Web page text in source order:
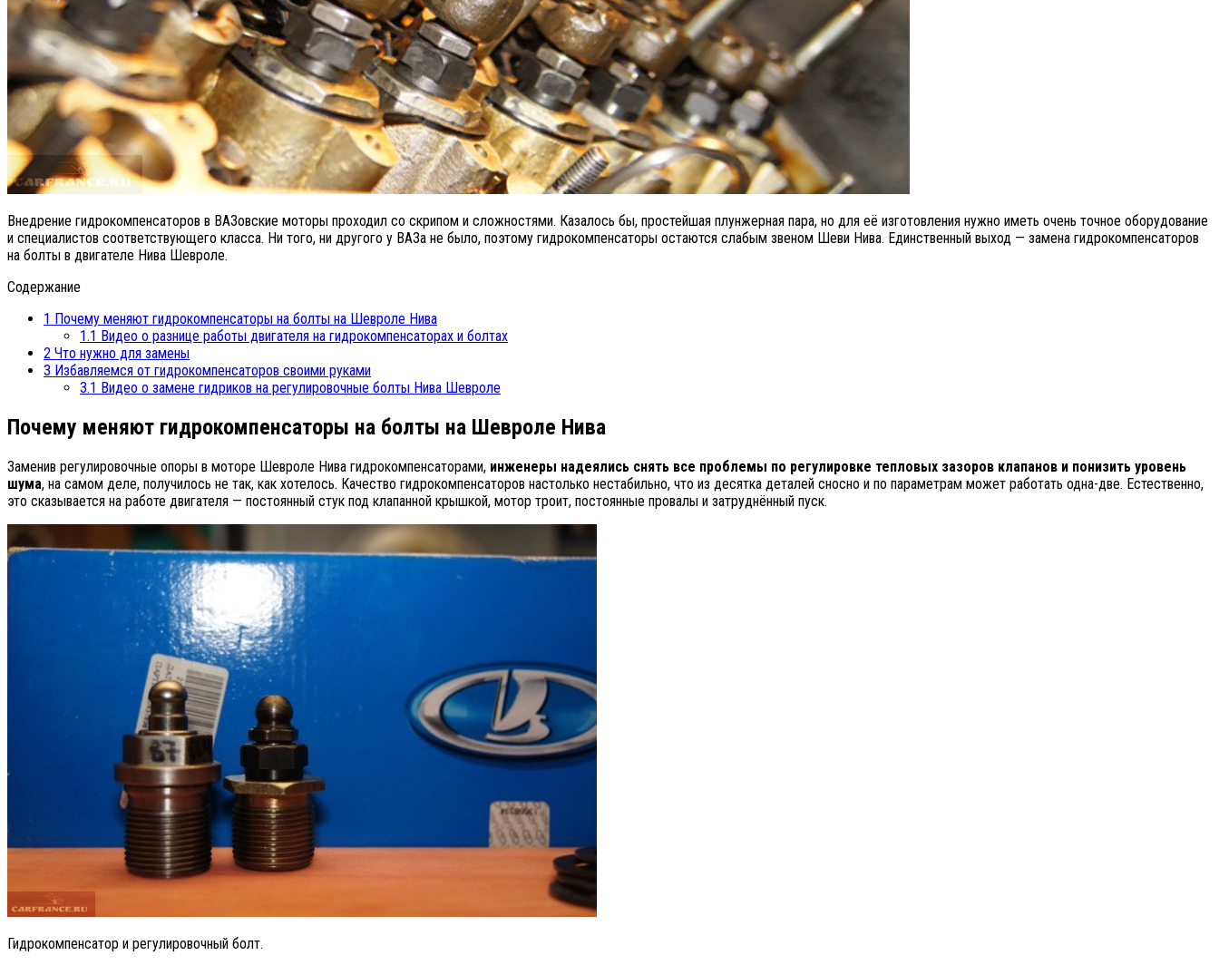
Внедрение гидрокомпенсаторов в ВАЗовские моторы проходил со скрипом и сложностями. Казалось бы, простейшая плунжерная пара, но для её изготовления нужно иметь очень точное оборудование
и специалистов соответствующего класса. Ни того, ни другого у ВАЗа не было, поэтому гидрокомпенсаторы остаются слабым звеном Шеви Нива. Единственный выход — замена гидрокомпенсаторов
на болты в двигателе Нива Шевроле.
Содержание
1 Почему меняют гидрокомпенсаторы на болты на Шевроле Нива
1.1 Видео о разнице работы двигателя на гидрокомпенсаторах и болтах
2 Что нужно для замены
3 Избавляемся от гидрокомпенсаторов своими руками
3.1 Видео о замене гидриков на регулировочные болты Нива Шевроле
Почему меняют гидрокомпенсаторы на болты на Шевроле Нива
Заменив регулировочные опоры в моторе Шевроле Нива гидрокомпенсаторами, инженеры надеялись снять все проблемы по регулировке тепловых зазоров клапанов и понизить уровень
шума, на самом деле, получилось не так, как хотелось. Качество гидрокомпенсаторов настолько нестабильно, что из десятка деталей сносно и по параметрам может работать одна-две. Естественно,
это сказывается на работе двигателя — постоянный стук под клапанной крышкой, мотор троит, постоянные провалы и затруднённый пуск.
Гидрокомпенсатор и регулировочный болт.